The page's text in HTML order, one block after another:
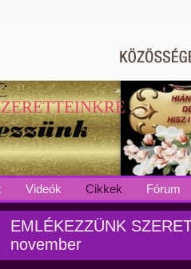
Videók Cikkek Fórum
EMLÉKEZZÜNK
november